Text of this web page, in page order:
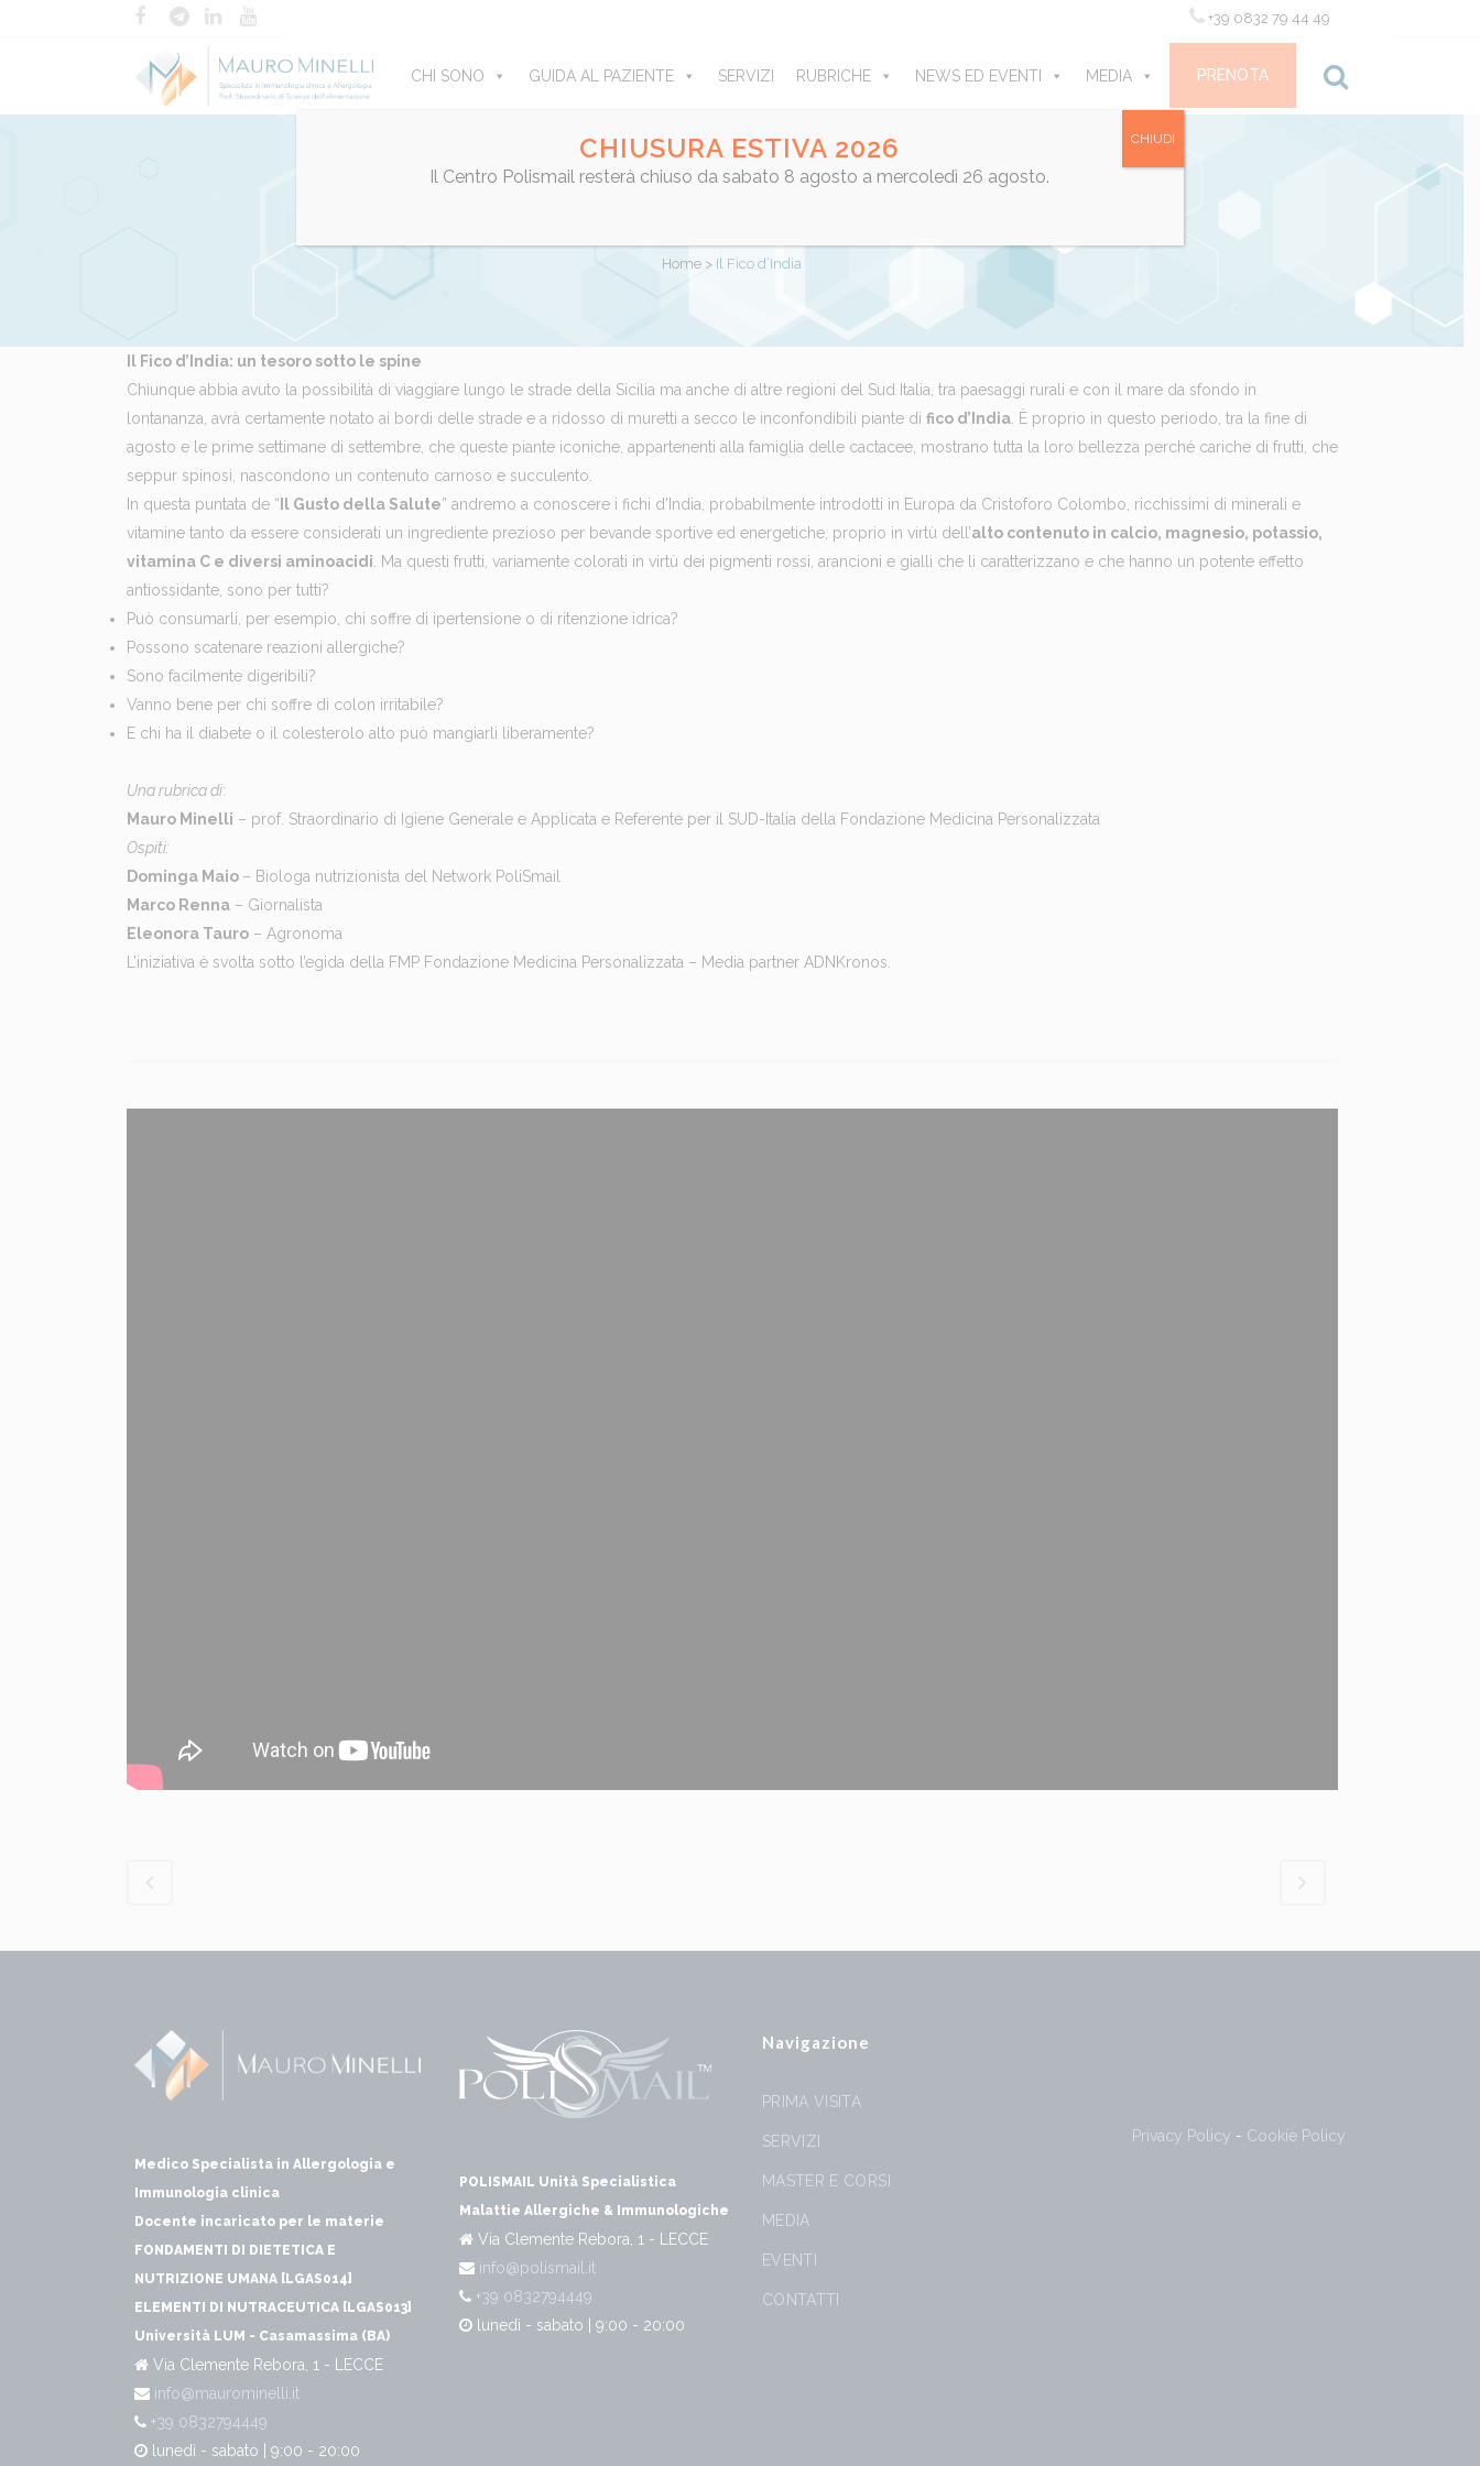
+39 0832 79 44 49
PRENOTA
CHI SONO GUIDA AL PAZIENTE SERVIZI RUBRICHE NEWS ED EVENTI MEDIA CONTATTI
Home > Il Fico d’India
Il Fico d’India: un tesoro sotto le spine
Chiunque abbia avuto la possibilità di viaggiare lungo le strade della Sicilia ma anche di altre regioni del Sud Italia, tra paesaggi rurali e con il mare da sfondo in
lontananza, avrà certamente notato ai bordi delle strade e a ridosso di muretti a secco le inconfondibili piante di fico d’India. È proprio in questo periodo, tra la fine di
agosto e le prime settimane di settembre, che queste piante iconiche, appartenenti alla famiglia delle cactacee, mostrano tutta la loro bellezza perché cariche di frutti, che
seppur spinosi, nascondono un contenuto carnoso e succulento.
In questa puntata de “ Il Gusto della Salute” andremo a conoscere i fichi d’India, probabilmente introdotti in Europa da Cristoforo Colombo, ricchissimi di minerali e
vitamine tanto da essere considerati un ingrediente prezioso per bevande sportive ed energetiche, proprio in virtù dell’alto contenuto in calcio, magnesio, potassio,
vitamina C e diversi aminoacidi . Ma questi frutti, variamente colorati in virtù dei pigmenti rossi, arancioni e gialli che li caratterizzano e che hanno un potente effetto
antiossidante, sono per tutti?
Può consumarli, per esempio, chi soffre di ipertensione o di ritenzione idrica?
Possono scatenare reazioni allergiche?
Sono facilmente digeribili?
Vanno bene per chi soffre di colon irritabile?
E chi ha il diabete o il colesterolo alto può mangiarli liberamente?
Una rubrica di:
Mauro Minelli – prof. Straordinario di Igiene Generale e Applicata e Referente per il SUD-Italia della Fondazione Medicina Personalizzata
Ospiti:
Dominga Maio – Biologa nutrizionista del Network PoliSmail
Marco Renna– Giornalista
Eleonora Tauro– Agronoma
L’iniziativa è svolta sotto l’egida della FMP Fondazione Medicina Personalizzata – Media partner ADNKronos.
Medico Specialista in Allergologia e
Immunologia clinica
Docente incaricato per le materie
FONDAMENTI DI DIETETICA E
NUTRIZIONE UMANA [LGAS014]
ELEMENTI DI NUTRACEUTICA [LGAS013]
Università LUM - Casamassima (BA)
Via Clemente Rebora, 1 - LECCE
info@maurominelli.it
+39 0832794449
lunedì - sabato | 9:00 - 20:00
POLISMAIL Unità Specialistica
Malattie Allergiche & Immunologiche
Via Clemente Rebora, 1 - LECCE
info@polismail.it
+39 0832794449
lunedì - sabato | 9:00 - 20:00
Navigazione
PRIMA VISITA
SERVIZI
MASTER E CORSI
MEDIA
EVENTI
CONTATTI
Privacy Policy - Cookie Policy
CHIUSURA ESTIVA 2026
Il Centro Polismail resterà chiuso da sabato 8 agosto a mercoledì 26 agosto.
CHIUDI